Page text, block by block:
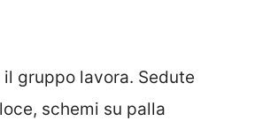
gruppo lavora. Sedute
schemi su palla